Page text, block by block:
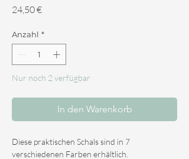
24,50 €Preis
Anzahl *
Nur noch 2 verfügbar
In den Warenkorb
Diese praktischen Schals sind in 7
verschiedenen Farben erhältlich.